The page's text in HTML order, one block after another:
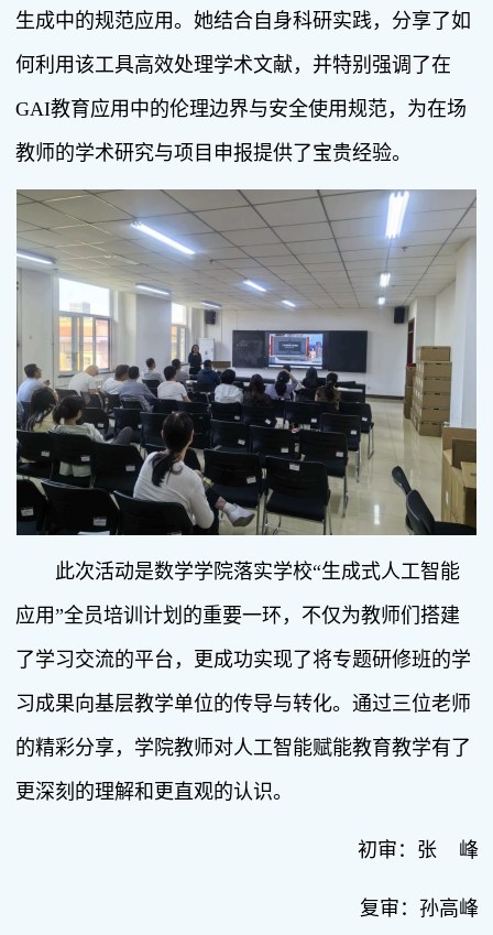
生成中的规范应用。她结合自身科研实践，分享了如
何利用该工具高效处理学术文献，并特别强调了在
GAI教育应用中的伦理边界与安全使用规范，为在场
教师的学术研究与项目申报提供了宝贵经验。
此次活动是数学学院落实学校“生成式人工智能
应用”全员培训计划的重要一环，不仅为教师们搭建
了学习交流的平台，更成功实现了将专题研修班的学
习成果向基层教学单位的传导与转化。通过三位老师
的精彩分享，学院教师对人工智能赋能教育教学有了
更深刻的理解和更直观的认识。
初审：张 峰
复审：孙高峰